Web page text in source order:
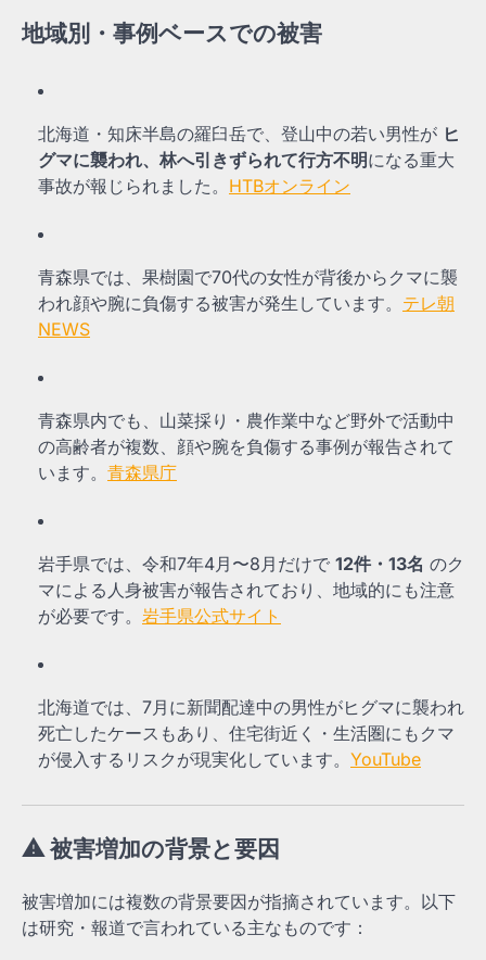
地域別・事例ベースでの被害
北海道・知床半島の羅臼岳で、登山中の若い男性が ヒ
グマに襲われ、林へ引きずられて行方不明になる重大
事故が報じられました。 HTBオンライン
青森県では、果樹園で70代の女性が背後からクマに襲
われ顔や腕に負傷する被害が発生しています。 テレ朝
NEWS
青森県内でも、山菜採り・農作業中など野外で活動中
の高齢者が複数、顔や腕を負傷する事例が報告されて
います。 青森県庁
岩手県では、令和7年4月〜8月だけで 12件・13名 のク
マによる人身被害が報告されており、地域的にも注意
が必要です。 岩手県公式サイト
北海道では、7月に新聞配達中の男性がヒグマに襲われ
死亡したケースもあり、住宅街近く・生活圏にもクマ
が侵入するリスクが現実化しています。 YouTube
⚠ 被害増加の背景と要因
被害増加には複数の背景要因が指摘されています。以下
は研究・報道で言われている主なものです：